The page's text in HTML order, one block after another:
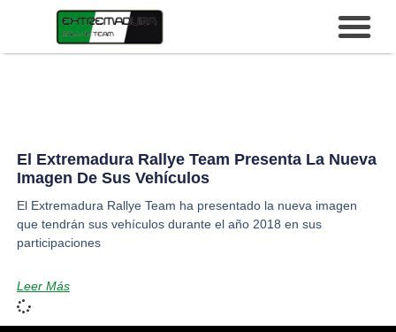
El Extremadura Rallye Team Presenta La Nueva
Imagen De Sus Vehículos
El Extremadura Rallye Team ha presentado la nueva imagen
que tendrán sus vehículos durante el año 2018 en sus
participaciones
Leer Más